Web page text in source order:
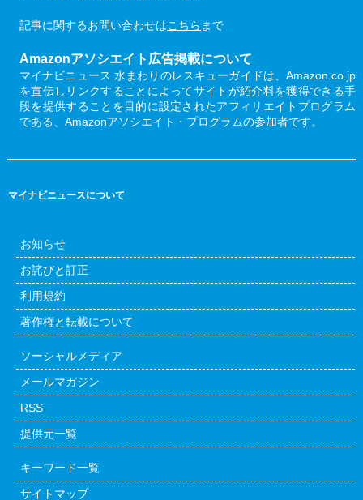
記事に関するお問い合わせはこちら まで
Amazonアソシエイト広告掲載について
マイナビニュース 水まわりのレスキューガイドは、Amazon.co.jp
を宣伝しリンクすることによってサイトが紹介料を獲得できる手
段を提供することを目的に設定されたアフィリエイトプログラム
である、Amazonアソシエイト・プログラムの参加者です。
マイナビニュースについて
お知らせ
お詫びと訂正
利用規約
著作権と転載について
ソーシャルメディア
メールマガジン
RSS
提供元一覧
キーワード一覧
サイトマップ